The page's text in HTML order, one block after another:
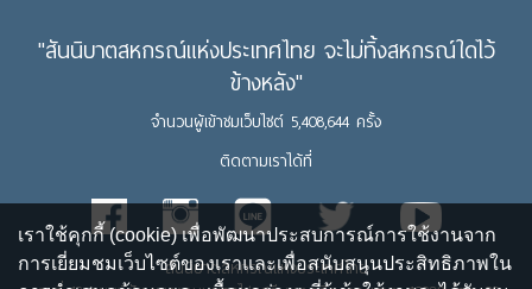
"สันนิบาตสหกรณ์แห่งประเทศไทย จะไม่ทิ้งสหกรณ์ใดไว้
ข้างหลัง"
จำนวนผู้เข้าชมเว็บไซต์ 5,408,644 ครั้ง
ติดตามเราได้ที่
สันนิบาตสหกรณ์แห่งประเทศไทย
เราใช้คุกกี้ (cookie) เพื่อพัฒนาประสบการณ์การใช้งานจาก
การเยี่ยมชมเว็บไซต์ของเราและเพื่อสนับสนุนประสิทธิภาพใน